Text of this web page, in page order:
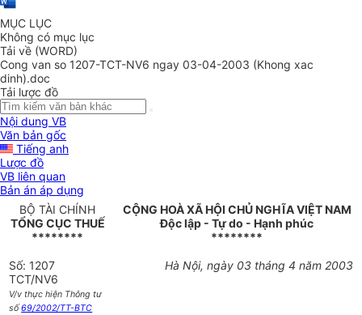
MỤC LỤC
Không có mục lục
Tải về (WORD)
Cong van so 1207-TCT-NV6 ngay 03-04-2003 (Khong xac
dinh).doc
Tải lược đồ
Nội dung VB
Văn bản gốc
Tiếng anh
Lược đồ
VB liên quan
Bản án áp dụng
BỘ TÀI CHÍNH
TỔNG CỤC THUẾ
********
CỘNG HOÀ XÃ HỘI CHỦ NGHĨA VIỆT NAM
Độc lập - Tự do - Hạnh phúc
********
Số: 1207
TCT/NV6
V/v thực hiện Thông tư
số69/2002/TT-BTC
Hà Nội, ngày 03 tháng 4 năm 2003